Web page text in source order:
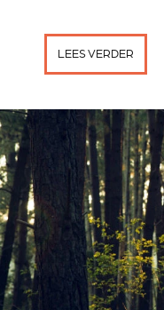
LEES VERDER